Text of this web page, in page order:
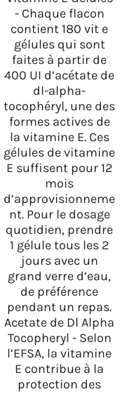
Tocopheryl - Selon
EFSA, la vitamine E
contribue à la
protection des
cellules contre le
stress oxydatif
- Chaque flacon
contient 180 vit e
gélules qui sont
faites à partir de
400 UI d’acétate de
dl-alpha-
tocophéryl, une des
formes actives de
la vitamine E. Ces
gélules de vitamine
E suffisent pour 12
mois
d’approvisionneme
nt. Pour le dosage
quotidien, prendre
1 gélule tous les 2
jours avec un
grand verre d’eau,
de préférence
pendant un repas.
Acetate de Dl Alpha
Tocopheryl - Selon
l’EFSA, la vitamine
E contribue à la
protection des